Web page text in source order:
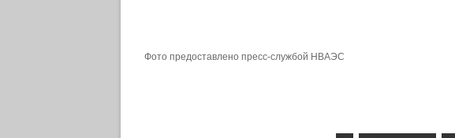
Фото предоставлено пресс-службой НВАЭС